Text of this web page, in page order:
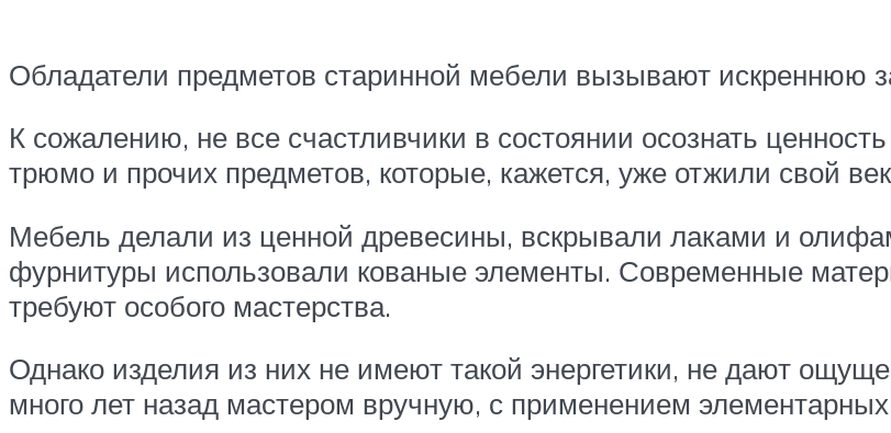
Обладатели предметов старинной мебели вызывают искреннюю
К сожалению, не все счастливчики в состоянии осознать
трюмо и прочих предметов, которые, кажется, уже отжили свой
Мебель делали из ценной древесины, вскрывали лаками и
фурнитуры использовали кованые элементы. Современные
требуют особого мастерства.
Однако изделия из них не имеют такой энергетики, не дают
много лет назад мастером вручную, с применением